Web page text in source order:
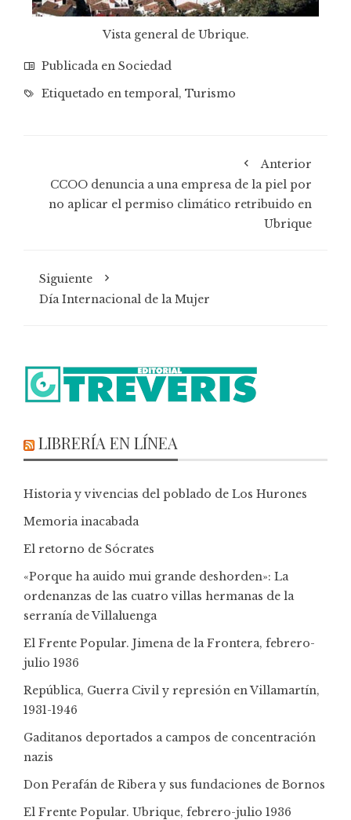
Vista general de Ubrique.
Publicada en Sociedad
Etiquetado en temporal, Turismo
Anterior
CCOO denuncia a una empresa de la piel por
no aplicar el permiso climático retribuido en
Ubrique
Siguiente
Día Internacional de la Mujer
LIBRERÍA EN LÍNEA
Historia y vivencias del poblado de Los Hurones
Memoria inacabada
El retorno de Sócrates
«Porque ha auido mui grande deshorden»: La
ordenanzas de las cuatro villas hermanas de la
serranía de Villaluenga
El Frente Popular. Jimena de la Frontera, febrero-
julio 1936
República, Guerra Civil y represión en Villamartín,
1931-1946
Gaditanos deportados a campos de concentración
nazis
Don Perafán de Ribera y sus fundaciones de Bornos
El Frente Popular. Ubrique, febrero-julio 1936